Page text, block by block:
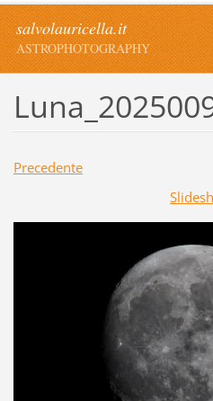
salvolauricella.it
ASTROPHOTOGRAPHY
Precedente